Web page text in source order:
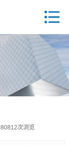
80812次浏览